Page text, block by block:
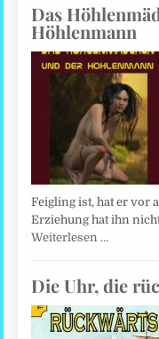
Das
Höhlenmann
Feigling ist, hat er vor
Erziehung hat ihn
Weiterlesen …
Die Uhr, die